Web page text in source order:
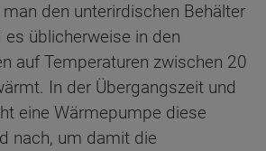
den unterirdischen Behälter
es üblicherweise in den
auf Temperaturen zwischen 20
In der Übergangszeit und
eine Wärmepumpe diese
nach, um damit die